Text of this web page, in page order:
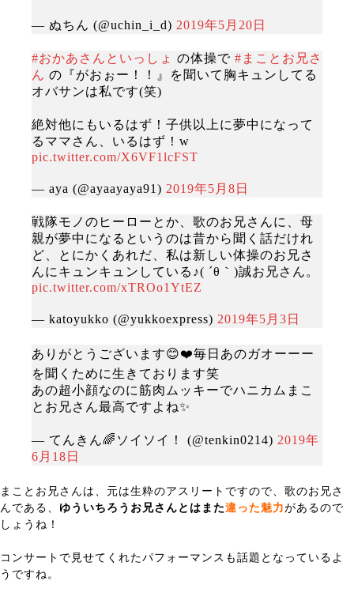
— ぬちん (@uchin_i_d) 2019年5月20日
#おかあさんといっしょ の体操で #まことお兄さ
ん の『がおぉー！！』を聞いて胸キュンしてる
オバサンは私です(笑)
絶対他にもいるはず！子供以上に夢中になって
るママさん、いるはず！w
pic.twitter.com/X6VF1lcFST
— aya (@ayaayaya91) 2019年5月8日
戦隊モノのヒーローとか、歌のお兄さんに、母
親が夢中になるというのは昔から聞く話だけれ
ど、とにかくあれだ、私は新しい体操のお兄さ
んにキュンキュンしている♪( ´θ｀)誠お兄さん。
pic.twitter.com/xTROo1YtEZ
— katoyukko (@yukkoexpress) 2019年5月3日
ありがとうございます😊❤️毎日あのガオーーー
を聞くために生きております笑
あの超小顔なのに筋肉ムッキーでハニカムまこ
とお兄さん最高ですよね✨
— てんきん🌈ソイソイ！ (@tenkin0214) 2019年
6月18日
まことお兄さんは、元は生粋のアスリートですので、歌のお兄さ
んである、 ゆういちろうお兄さんとはまた違った魅力があるので
しょうね！
コンサートで見せてくれたパフォーマンスも話題となっているよ
うですね。